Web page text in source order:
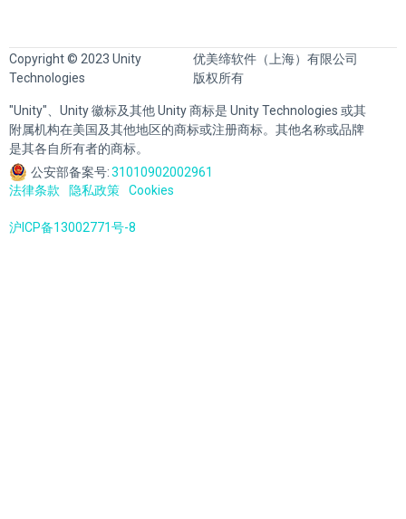
Copyright © 2023 Unity
Technologies
优美缔软件（上海）有限公司
版权所有
"Unity"、Unity 徽标及其他 Unity 商标是 Unity Technologies 或其
附属机构在美国及其他地区的商标或注册商标。其他名称或品牌
是其各自所有者的商标。
公安部备案号:31010902002961
法律条款
隐私政策 Cookies
沪ICP备13002771号-8